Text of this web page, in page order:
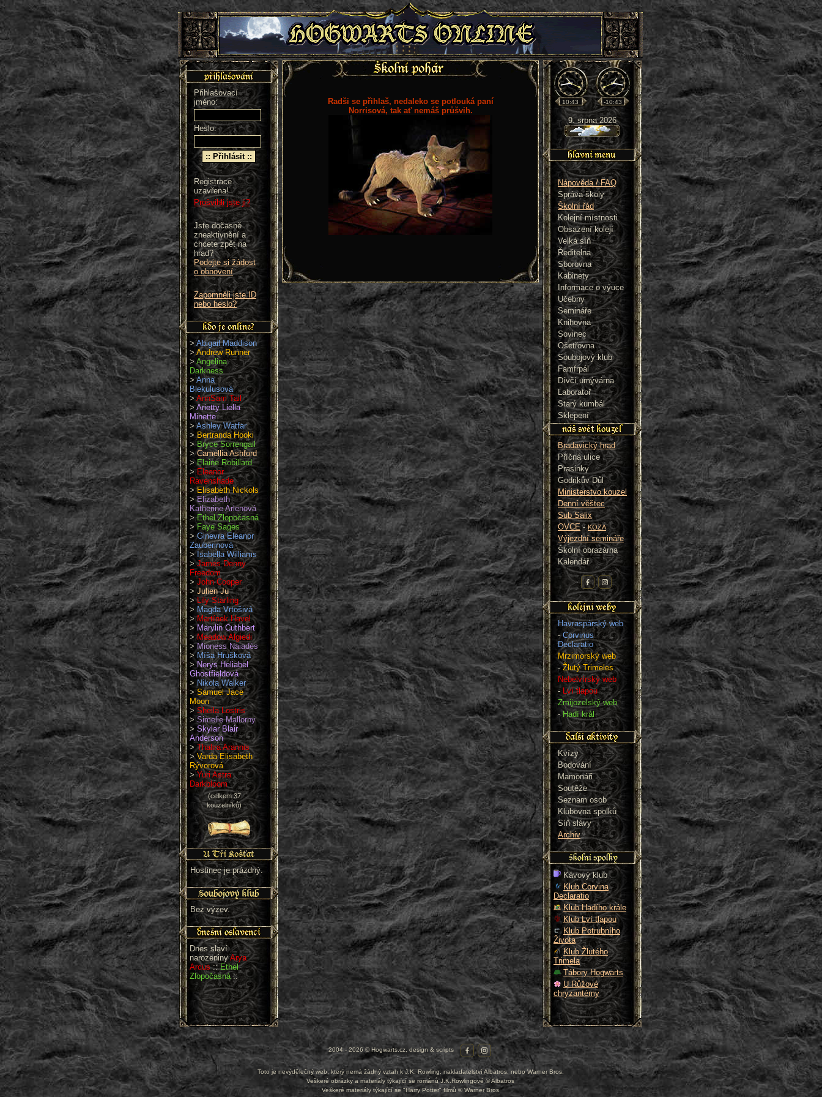
Přihlašovací
jméno:
Heslo:
Registrace
uzavřena!
Prošvihli jste ji?
Jste dočasně
zneaktivnění a
chcete zpět na
hrad?
Podejte si žádost
o obnovení
Zapomněli jste ID
nebo heslo?
>Abigail Maddison
>Andrew Runner
>Angelina
Darkness
>Anna
Blekulusová
>AnnSam Tail
>Arietty Liella
Minette
>Ashley Watfar
>Bertranda Hooki
>Bryce Sorrengail
>Camellia Ashford
>Elaine Robillard
>Eleanor
Ravenshade
>Elisabeth Nickols
>Elizabeth
Katherine Arlenová
>Ethel Zlopočasná
>Faye Sages
>Ginevra Eleanor
Zauberinová
>Isabella Williams
>James Denny
Freedom
> John Cooper
>Julien Ju
>Lily Starling
> Magda Vrtošivá
>Martínek Havel
>Marylin Cuthbert
>Meadow Algiedi
>Mioness Naiadés
> Míša Hrušková
>Nerys Heliabel
Ghostfieldová
> Nikola Walker
>Samuel Jace
Moon
> Sheila Lostris
>Simelie Mallorny
> Skylar Blair
Anderson
>Thalira Arannis
>Varda Elisabeth
Rývorová
>Yuri Astra
Darkbloom
(celkem 37
kouzelníků)
Hostinec je prázdný.
Bez výzev.
Dnes slaví
narozeninyArya
Arcus::Ethel
Zlopočasná::
Radši se přihlaš, nedaleko se potlouká paní
Norrisová, tak ať nemáš průšvih.
10:43 -10:43
9. srpna 2026
Nápověda / FAQ
Správa školy
Školní řád
Kolejní místnosti
Obsazení kolejí
Velká síň
Ředitelna
Sborovna
Kabinety
Informace o výuce
Učebny
Semináře
Knihovna
Sovinec
Ošetřovna
Soubojový klub
Famfrpál
Dívčí umývárna
Laboratoř
Starý kumbál
Sklepení
Bradavický hrad
Příčná ulice
Prasinky
Godrikův Důl
Ministerstvo kouzel
Denní věštec
Sub Salix
OVCE-KOZA
Výjezdní semináře
Školní obrazárna
Kalendář
Havraspárský web
-Corvinus
Declaratio
Mrzimorský web
-Žlutý Trimeles
Nebelvírský web
- Lví tlapou
Zmijozelský web
-Hadí král
Kvízy
Bodování
Mamonáři
Soutěže
Seznam osob
Klubovna spolků
Síň slávy
Archiv
Kávový klub
Klub Corvina
Declaratio
Klub Hadího krále
Klub Lví tlapou
Klub Potrubního
Života
Klub Žlutého
Trimela
Tábory Hogwarts
U Růžové
chryzantémy
2004 - 2026 © Hogwarts.cz, design & scripts
Toto je nevýdělečný web, který nemá žádný vztah k J.K. Rowling, nakladatelství Albatros, nebo Warner Bros.
Veškeré obrázky a materiály týkající se románů J.K.Rowlingové © Albatros
Veškeré materiály týkající se "Harry Potter" filmů © Warner Bros